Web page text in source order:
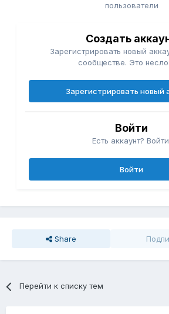
пользователи
Создать
Зарегистрировать новый
сообществе. Это
Зарегистрировать новый
Войти
Есть аккаунт?
Войти
Share
Перейти к списку тем